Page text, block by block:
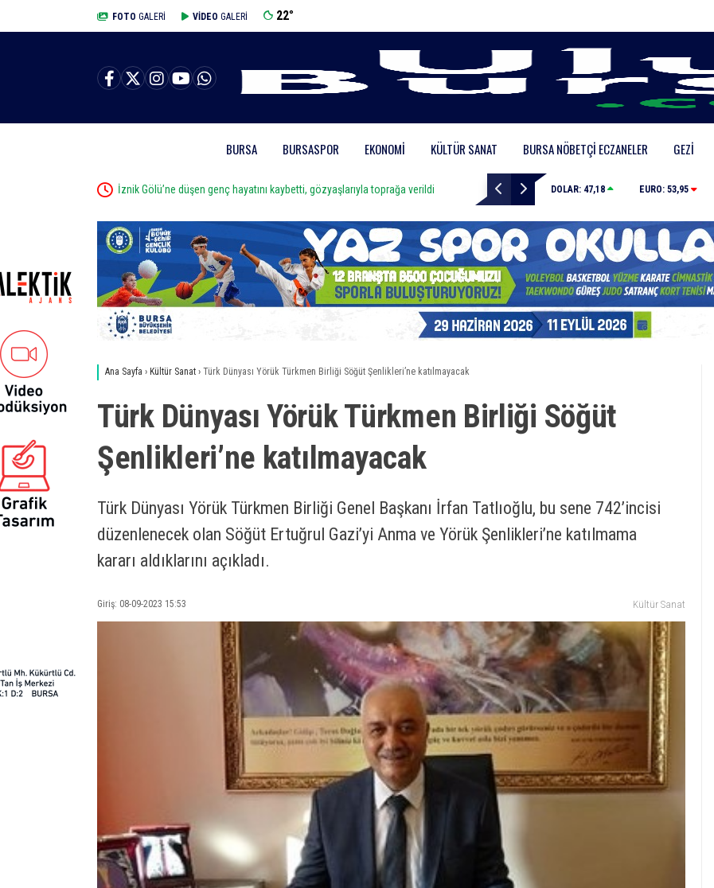
FOTO GALERİ VİDEO GALERİ 22°
BURSA BURSASPOR EKONOMI KÜLTÜR SANAT BURSA NÖBETÇI ECZANELER GEZI
İznik Gölü’ne düşen genç hayatını kaybetti, gözyaşlarıyla toprağa verildi Uludağ’da orman yangını
DOLAR: 47,18 EURO: 53,95
Ana Sayfa › Kültür Sanat › Türk Dünyası Yörük Türkmen Birliği Söğüt Şenlikleri’ne katılmayacak
Türk Dünyası Yörük Türkmen Birliği Söğüt
Şenlikleri’ne katılmayacak
Türk Dünyası Yörük Türkmen Birliği Genel Başkanı İrfan Tatlıoğlu, bu sene 742’incisi
düzenlenecek olan Söğüt Ertuğrul Gazi’yi Anma ve Yörük Şenlikleri’ne katılmama
kararı aldıklarını açıkladı.
Giriş: 08-09-2023 15:53 Kültür Sanat